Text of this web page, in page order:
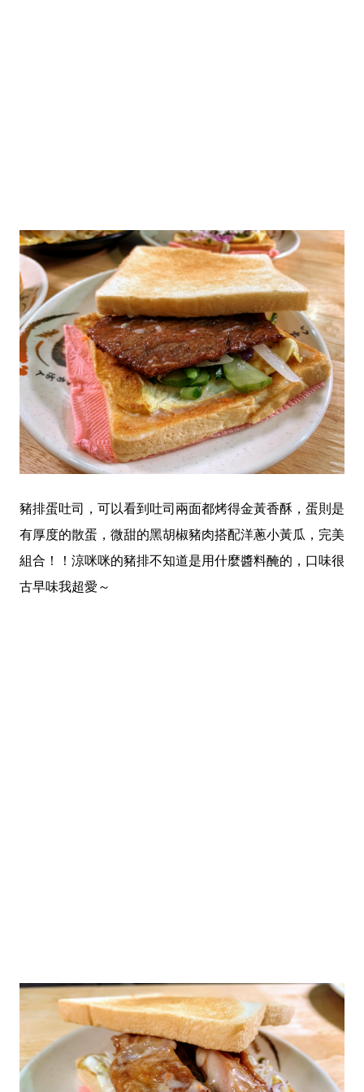
豬排蛋吐司，可以看到吐司兩面都烤得金黃香酥，蛋則是
有厚度的散蛋，微甜的黑胡椒豬肉搭配洋蔥小黃瓜，完美
組合！！涼咪咪的豬排不知道是用什麼醬料醃的，口味很
古早味我超愛～